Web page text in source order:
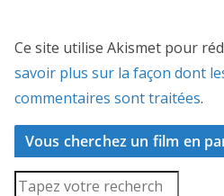
Ce site utilise Akismet pour
savoir plus sur la façon dont
commentaires sont traitées.
Vous cherchez un film en